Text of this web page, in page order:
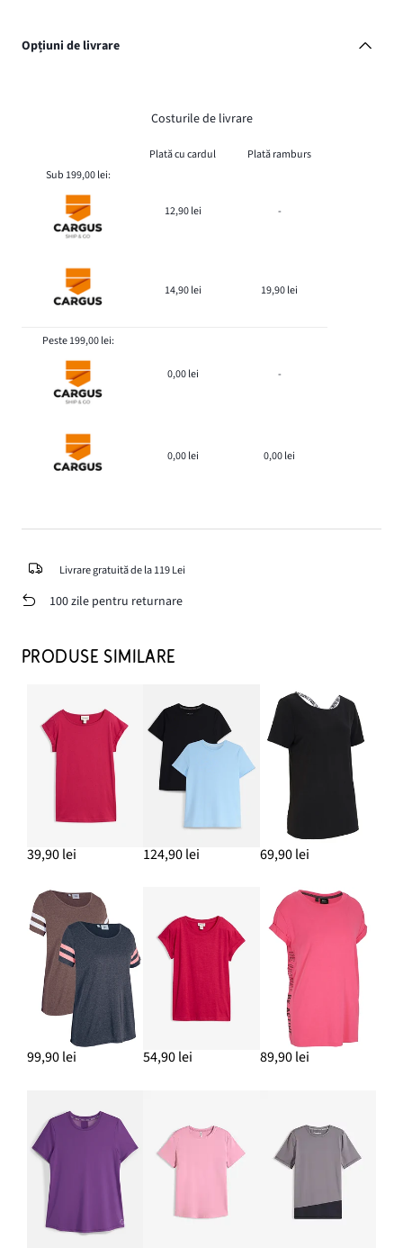
Opțiuni de livrare
Costurile de livrare
Plată cu cardul
Plată ramburs
Sub 199,00 lei:
12,90 lei -
14,90 lei 19,90 lei
Peste 199,00 lei:
0,00 lei -
0,00 lei 0,00 lei
Livrare gratuită de la 119 Lei
100 zile pentru returnare
PRODUSE SIMILARE
39,90 lei 124,90 lei 69,90 lei
99,90 lei 54,90 lei 89,90 lei